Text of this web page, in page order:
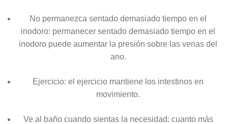
No permanezca sentado demasiado tiempo en el
inodoro: permanecer sentado demasiado tiempo en el
inodoro puede aumentar la presión sobre las venas del
ano.
Ejercicio: el ejercicio mantiene los intestinos en
movimiento.
Ve al baño cuando sientas la necesidad: cuanto más